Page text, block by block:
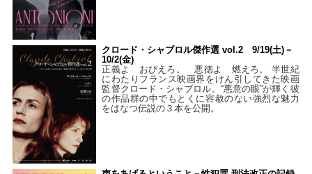
クロード・シャブロル傑作選 vol.2 9/19(土)－
10/2(金)
正義よ おびえろ。 悪徳よ 燃えろ。 半世紀
にわたりフランス映画界をけん引してきた映画
監督クロード・シャブロル。“悪意の眼”が輝く彼
の作品群の中でもとくに容赦のない強烈な魅力
をはなつ伝説の３本を公開。